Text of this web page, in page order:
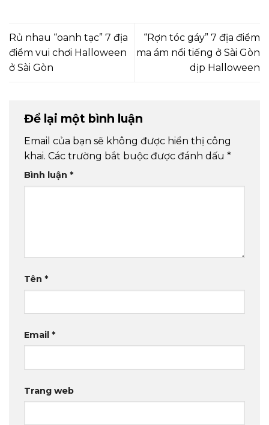
Rủ nhau “oanh tạc” 7 địa
điểm vui chơi Halloween
ở Sài Gòn
“Rợn tóc gáy” 7 địa điểm
ma ám nổi tiếng ở Sài Gòn
dịp Halloween
Để lại một bình luận
Email của bạn sẽ không được hiển thị công
khai. Các trường bắt buộc được đánh dấu *
Bình luận *
Tên *
Email *
Trang web